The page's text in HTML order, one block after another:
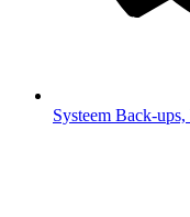
Systeem Back-